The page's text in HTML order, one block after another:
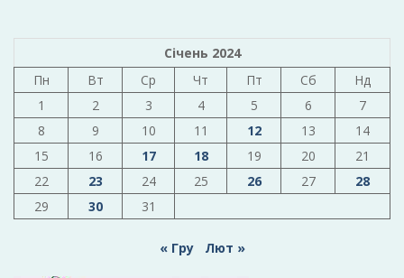
Січень 2024
Пн
Вт Ср Чт Пт Сб
Нд
1
2 3 4 5 6
7
8
9 10 11 12 13
14
15
16 17 18 19 20
21
22
23 24 25 26 27
28
29
30 31
« Гру Лют »